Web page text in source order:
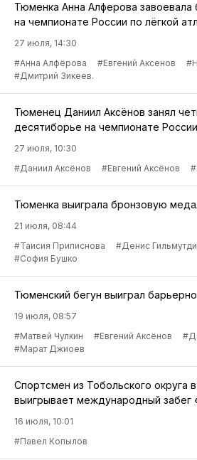
Тюменка Анна Алферова
на чемпионате России по лёгкой
27 июля, 14:30
#Анна Алфёрова
#Евгений Аксенов
#Дмитрий Зикеев.
Тюменец Даниил Аксёнов занял
десятиборье на чемпионате
27 июля, 10:30
#Даниил Аксёнов
#Евгений Аксёнов
Тюменка выиграла бронзовую
21 июля, 08:44
#Таисия Приписнова
#Денис
#София Бушко
Тюменский бегун выиграл
19 июля, 08:57
#Матвей Чулкин
#Евгений Аксёнов
#Марат Джиоев
Спортсмен из Тобольского округа
выигрывает международный
16 июля, 10:01
#Павел Копылов